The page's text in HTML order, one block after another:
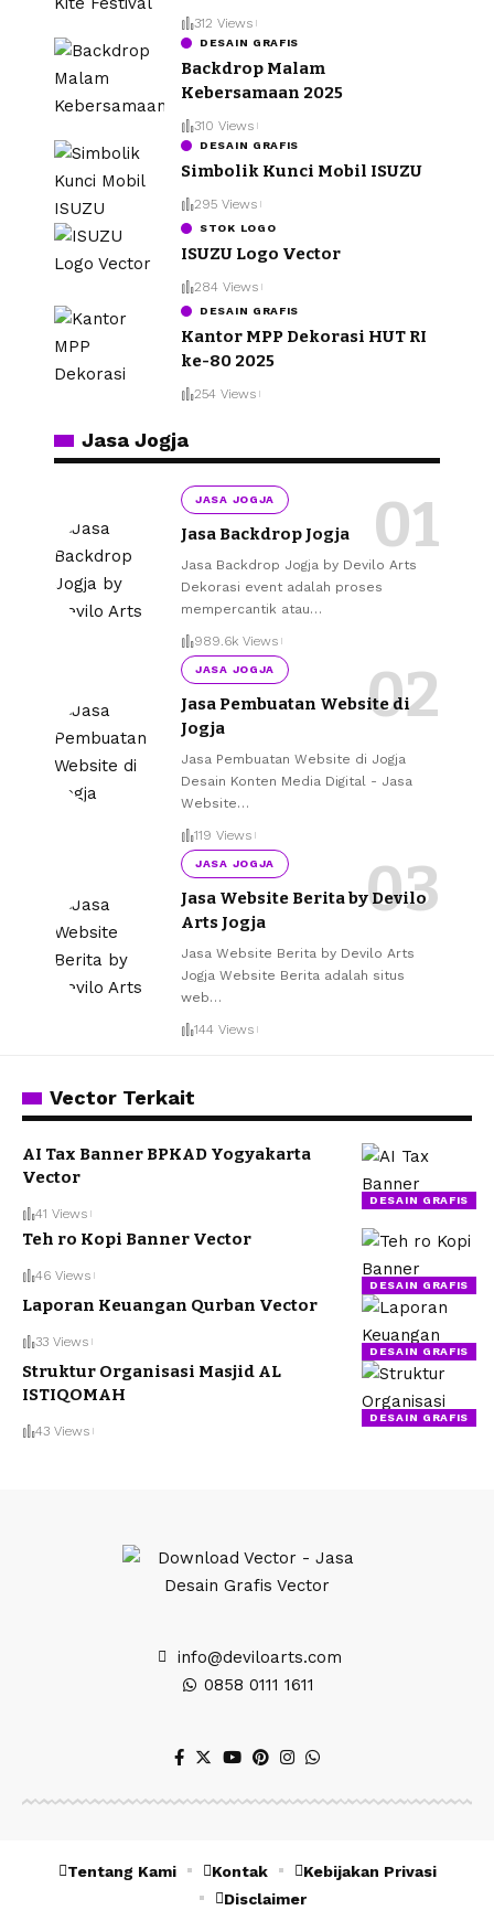
312 Views
DESAIN GRAFIS
Backdrop Malam
Kebersamaan 2025
310 Views
DESAIN GRAFIS
Simbolik Kunci Mobil ISUZU
295 Views
STOK LOGO
ISUZU Logo Vector
284 Views
DESAIN GRAFIS
Kantor MPP Dekorasi HUT RI
ke-80 2025
254 Views
Jasa Jogja
JASA JOGJA
Jasa Backdrop Jogja
Jasa Backdrop Jogja by Devilo Arts
Dekorasi event adalah proses
mempercantik atau…
989.6k Views
JASA JOGJA
Jasa Pembuatan Website di
Jogja
Jasa Pembuatan Website di Jogja
Desain Konten Media Digital - Jasa
Website…
119 Views
JASA JOGJA
Jasa Website Berita by Devilo
Arts Jogja
Jasa Website Berita by Devilo Arts
Jogja Website Berita adalah situs
web…
144 Views
Vector Terkait
DESAIN GRAFIS
AI Tax Banner BPKAD Yogyakarta
Vector
41 Views
DESAIN GRAFIS
Teh ro Kopi Banner Vector
46 Views
DESAIN GRAFIS
Laporan Keuangan Qurban Vector
33 Views
DESAIN GRAFIS
Struktur Organisasi Masjid AL
ISTIQOMAH
43 Views
info@deviloarts.com
0858 0111 1611
Tentang Kami Kontak
Kebijakan Privasi
Disclaimer